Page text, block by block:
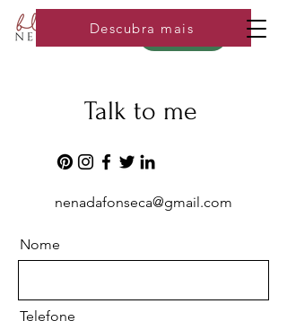
Loja
Descubra mais
Talk to me
nenadafonseca@gmail.com
Nome
Telefone